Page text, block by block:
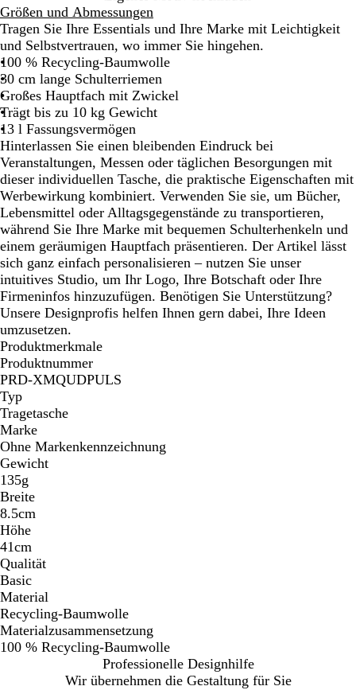
e
i
ß
a
t
u
r
o
t
a
r
i
n
e
b
l
a
u
c
h
w
a
r
z
Größen und Abmessungen
Tragen Sie Ihre Essentials und Ihre Marke mit Leichtigkeit
und Selbstvertrauen, wo immer Sie hingehen.
100 % Recycling-Baumwolle
30 cm lange Schulterriemen
Großes Hauptfach mit Zwickel
Trägt bis zu 10 kg Gewicht
13 l Fassungsvermögen
Hinterlassen Sie einen bleibenden Eindruck bei
Veranstaltungen, Messen oder täglichen Besorgungen mit
dieser individuellen Tasche, die praktische Eigenschaften mit
Werbewirkung kombiniert. Verwenden Sie sie, um Bücher,
Lebensmittel oder Alltagsgegenstände zu transportieren,
während Sie Ihre Marke mit bequemen Schulterhenkeln und
einem geräumigen Hauptfach präsentieren. Der Artikel lässt
sich ganz einfach personalisieren – nutzen Sie unser
intuitives Studio, um Ihr Logo, Ihre Botschaft oder Ihre
Firmeninfos hinzuzufügen. Benötigen Sie Unterstützung?
Unsere Designprofis helfen Ihnen gern dabei, Ihre Ideen
umzusetzen.
Produktmerkmale
Produktnummer
PRD-XMQUDPULS
Typ
Tragetasche
Marke
Ohne Markenkennzeichnung
Gewicht
135g
Breite
8.5cm
Höhe
41cm
Qualität
Basic
Material
Recycling-Baumwolle
Materialzusammensetzung
100 % Recycling-Baumwolle
Professionelle Designhilfe
Wir übernehmen die Gestaltung für Sie